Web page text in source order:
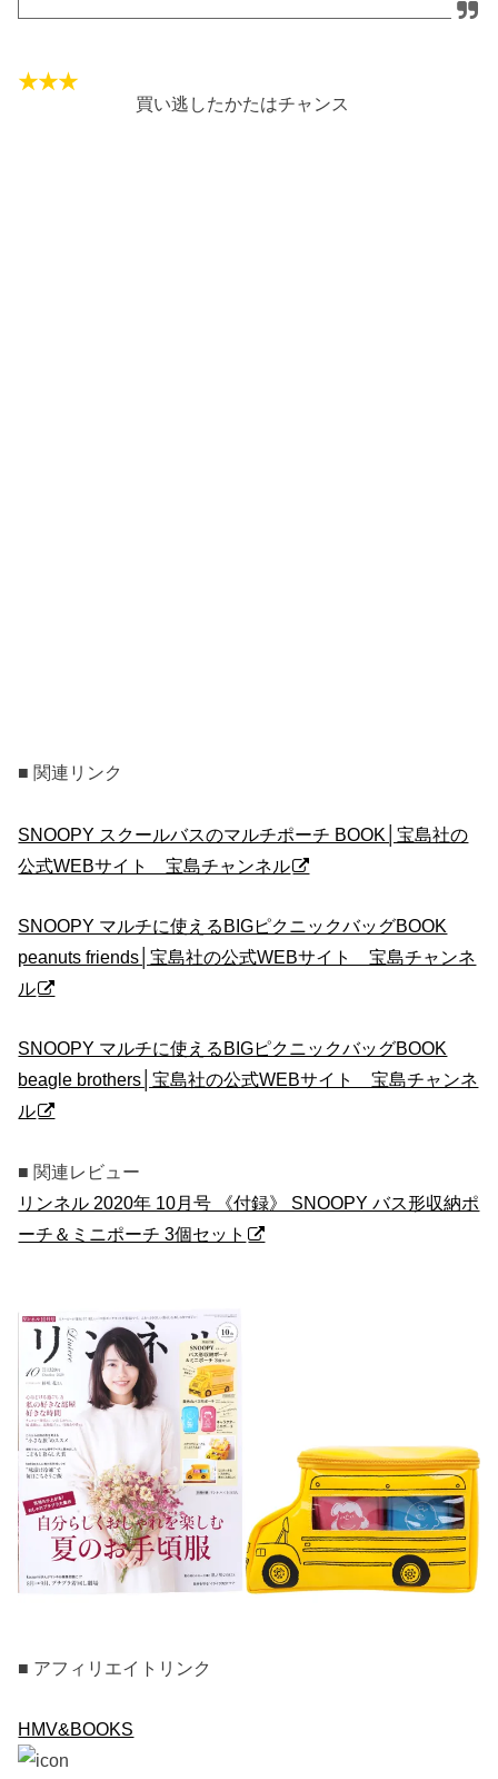
買い逃したかたはチャンス
■ 関連リンク
SNOOPY スクールバスのマルチポーチ BOOK│宝島社の
公式WEBサイト 宝島チャンネル
SNOOPY マルチに使えるBIGピクニックバッグBOOK
peanuts friends│宝島社の公式WEBサイト 宝島チャンネ
ル
SNOOPY マルチに使えるBIGピクニックバッグBOOK
beagle brothers│宝島社の公式WEBサイト 宝島チャンネ
ル
■ 関連レビュー
リンネル 2020年 10月号 《付録》 SNOOPY バス形収納ポ
ーチ＆ミニポーチ 3個セット
■ アフィリエイトリンク
HMV&BOOKS